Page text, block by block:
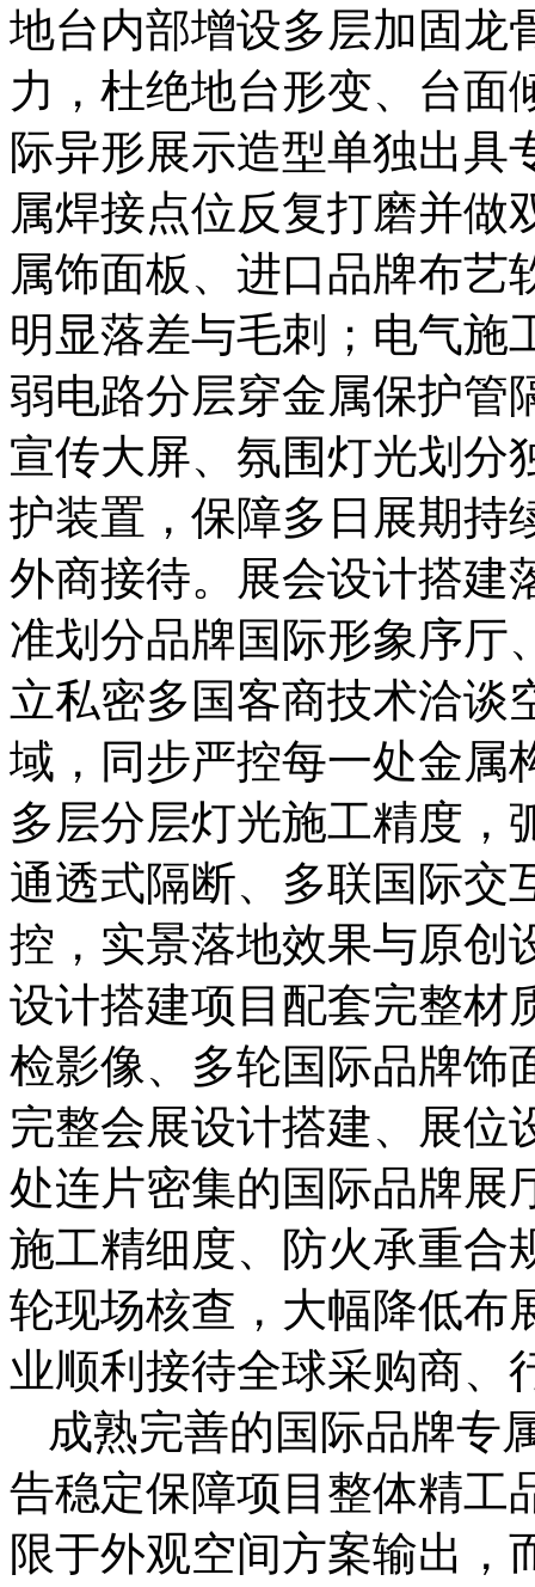
地台内部增设多层加固龙
力，杜绝地台形变、台面
际异形展示造型单独出具
属焊接点位反复打磨并做
属饰面板、进口品牌布艺
明显落差与毛刺；电气施
弱电路分层穿金属保护管
宣传大屏、氛围灯光划分
护装置，保障多日展期持
外商接待。展会设计搭建
准划分品牌国际形象序厅
立私密多国客商技术洽谈
域，同步严控每一处金属
多层分层灯光施工精度，
通透式隔断、多联国际交
控，实景落地效果与原创
设计搭建项目配套完整材
检影像、多轮国际品牌饰
完整会展设计搭建、展位
处连片密集的国际品牌展
施工精细度、防火承重合
轮现场核查，大幅降低布
业顺利接待全球采购商、
成熟完善的国际品牌专
告稳定保障项目整体精工
限于外观空间方案输出，